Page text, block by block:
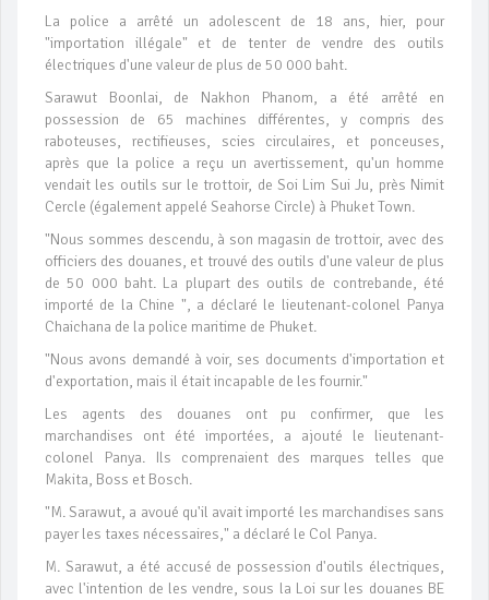
La police a arrêté un adolescent de 18 ans, hier, pour
"importation illégale" et de tenter de vendre des outils
électriques d'une valeur de plus de 50 000 baht.
Sarawut Boonlai, de Nakhon Phanom, a été arrêté en
possession de 65 machines différentes, y compris des
raboteuses, rectifieuses, scies circulaires, et ponceuses,
après que la police a reçu un avertissement, qu'un homme
vendait les outils sur le trottoir, de Soi Lim Sui Ju, près Nimit
Cercle (également appelé Seahorse Circle) à Phuket Town.
"Nous sommes descendu, à son magasin de trottoir, avec des
officiers des douanes, et trouvé des outils d'une valeur de plus
de 50 000 baht. La plupart des outils de contrebande, été
importé de la Chine ", a déclaré le lieutenant-colonel Panya
Chaichana de la police maritime de Phuket.
"Nous avons demandé à voir, ses documents d'importation et
d'exportation, mais il était incapable de les fournir."
Les agents des douanes ont pu confirmer, que les
marchandises ont été importées, a ajouté le lieutenant-
colonel Panya. Ils comprenaient des marques telles que
Makita, Boss et Bosch.
"M. Sarawut, a avoué qu'il avait importé les marchandises sans
payer les taxes nécessaires," a déclaré le Col Panya.
M. Sarawut, a été accusé de possession d'outils électriques,
avec l'intention de les vendre, sous la Loi sur les douanes BE